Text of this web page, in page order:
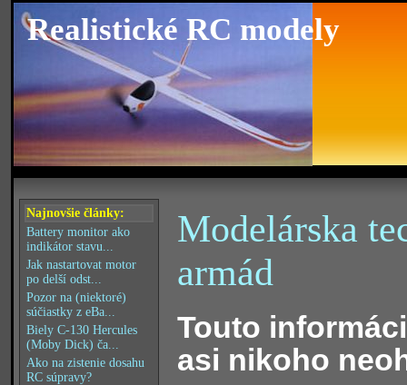
Realistické RC modely
Najnovšie články:
Battery monitor ako
indikátor stavu...
Jak nastartovat motor
po delší odst...
Pozor na (niektoré)
súčiastky z eBa...
Biely C-130 Hercules
(Moby Dick) ča...
Ako na zistenie dosahu
RC súpravy?
Modelárska
armád
Touto
asi nikoho